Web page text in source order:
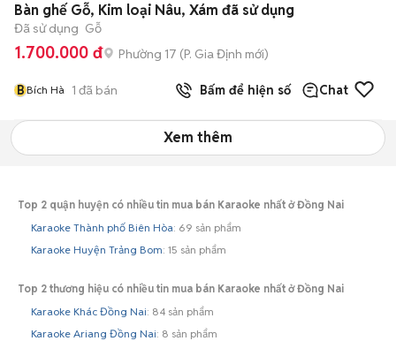
Bàn ghế Gỗ, Kim loại Nâu, Xám đã sử dụng
Đã sử dụng Gỗ
1.700.000 đ Phường 17 (P. Gia Định mới)
BBích Hà 1 đã bán Bấm để hiện số Chat
Xem thêm
Top 2 quận huyện có nhiều tin mua bán Karaoke nhất ở Đồng Nai
Karaoke Thành phố Biên Hòa: 69 sản phẩm
Karaoke Huyện Trảng Bom: 15 sản phẩm
Top 2 thương hiệu có nhiều tin mua bán Karaoke nhất ở Đồng Nai
Karaoke Khác Đồng Nai: 84 sản phẩm
Karaoke Ariang Đồng Nai: 8 sản phẩm